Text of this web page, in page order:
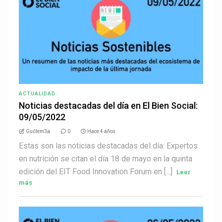
ACTUALIDAD
Noticias destacadas del día en El Bien Social:
09/05/2022
Guillem3a 0 Hace 4 años
Estas son las noticias destacadas del día: Expertos
en nutrición se citan el día 18 de mayo en la quinta
edición del EIT Food Innovation Forum en [...]
Leer
más